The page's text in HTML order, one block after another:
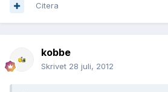
Citera
kobbe
Skrivet 28 juli, 2012